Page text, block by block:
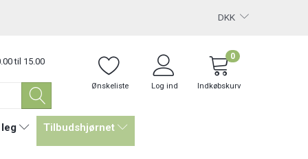
DKK
til 15.00
Ønskeliste Log ind Indkøbskurv
0
Tilbudshjørnet